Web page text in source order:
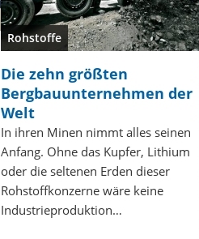
Rohstoffe
Die zehn größten
Bergbauunternehmen der
Welt
In ihren Minen nimmt alles seinen
Anfang. Ohne das Kupfer, Lithium
oder die seltenen Erden dieser
Rohstoffkonzerne wäre keine
Industrieproduktion…